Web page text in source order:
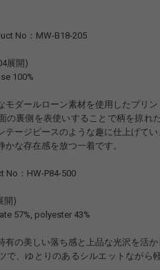
No：MW-B18-205
展開)
100%
モダールローン素材を使用したプリン
の裏側を表使いすることで柄を掠れ
テージピースのような趣に仕上げてい
かな存在感を放つ一着です。
No：HW-P84-500
開)
57%, polyester 43%
有の美しい落ち感と上品な光沢を活か
で、ゆとりのあるシルエットながら